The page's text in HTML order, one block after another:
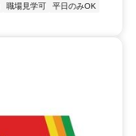
職場見学可
平日のみOK